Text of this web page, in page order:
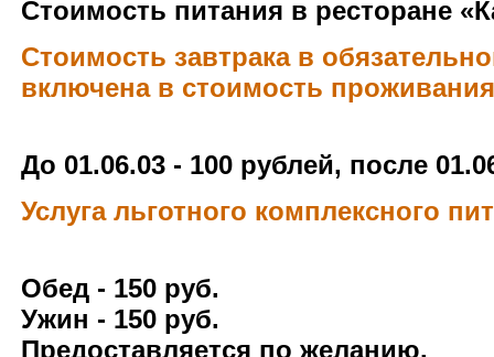
Стоимость питания в ресторане
Стоимость завтрака в
включена в стоимость
До 01.06.03 - 100 рублей, после
Услуга льготного комплексного
Обед - 150 руб.
Ужин - 150 руб.
Предоставляется по желанию.